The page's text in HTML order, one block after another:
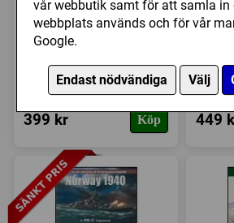
vår webbutik samt för att samla in
webbplats används och för vår
Google.
Endast nödvändiga Välj
Tank Duel: Tank Pack
#1 (Exp.)
399 kr Köp 449